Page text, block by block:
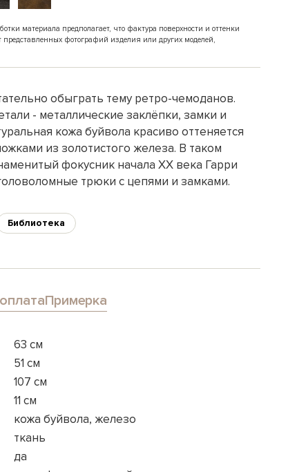
материала предполагает, что фактура поверхности и оттенки
представленных фотографий изделия или других моделей,
обыграть тему ретро-чемоданов.
- металлические заклёпки, замки и
кожа буйвола красиво оттеняется
из золотистого железа. В таком
фокусник начала XX века Гарри
трюки с цепями и замками.
Библиотека
Примерка
63 см
51 см
107 см
11 см
кожа буйвола, железо
ткань
да